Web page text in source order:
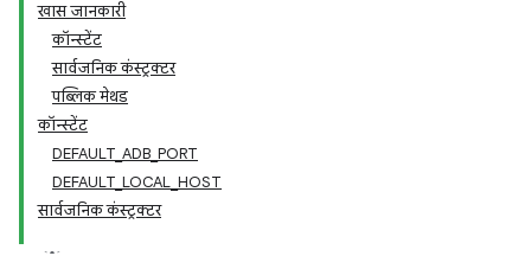
खास जानकारी
कॉन्स्टेंट
सार्वजनिक कंस्ट्रक्टर
पब्लिक मेथड
कॉन्स्टेंट
DEFAULT_ADB_PORT
DEFAULT_LOCAL_HOST
सार्वजनिक कंस्ट्रक्टर